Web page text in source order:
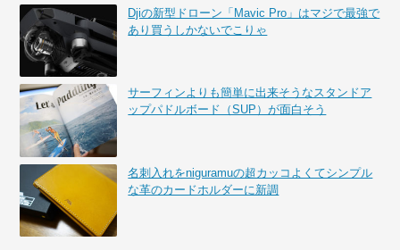
Djiの新型ドローン「Mavic Pro」はマジで最強で
あり買うしかないでこりゃ
サーフィンよりも簡単に出来そうなスタンドア
ップパドルボード（SUP）が面白そう
名刺入れをniguramuの超カッコよくてシンプル
な革のカードホルダーに新調